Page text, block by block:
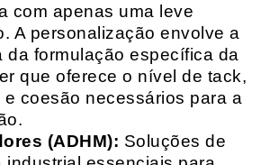
com apenas uma leve
A personalização envolve a
da formulação específica da
que oferece o nível de tack,
e coesão necessários para a
(ADHM): Soluções de